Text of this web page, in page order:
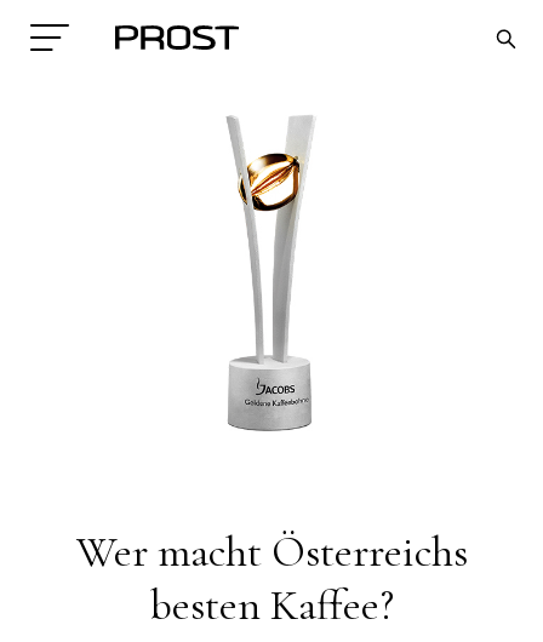
Wer macht Österreichs
besten Kaffee?